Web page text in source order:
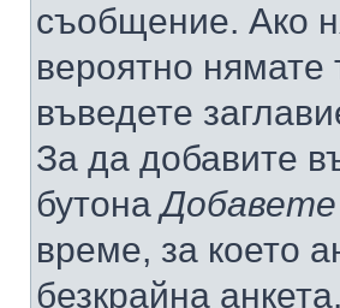
съобщение. Ако
вероятно
въведете
За да добавите
бутона
време, за което
безкрайна